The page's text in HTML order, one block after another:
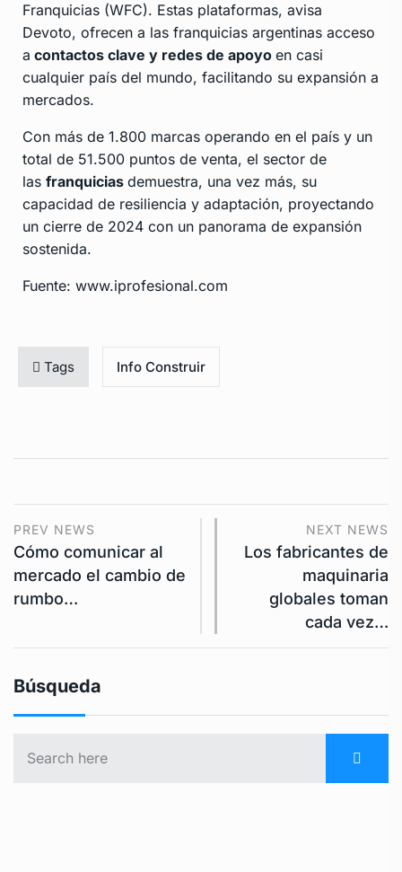
Franquicias (WFC). Estas plataformas, avisa
Devoto, ofrecen a las franquicias argentinas acceso
a contactos clave y redes de apoyo en casi
cualquier país del mundo, facilitando su expansión a
mercados.
Con más de 1.800 marcas operando en el país y un
total de 51.500 puntos de venta, el sector de
las franquicias demuestra, una vez más, su
capacidad de resiliencia y adaptación, proyectando
un cierre de 2024 con un panorama de expansión
sostenida.
Fuente: www.iprofesional.com
Tags Info Construir
PREV NEWS
Cómo comunicar al
mercado el cambio de
rumbo…
NEXT NEWS
Los fabricantes de
maquinaria
globales toman
cada vez…
Búsqueda